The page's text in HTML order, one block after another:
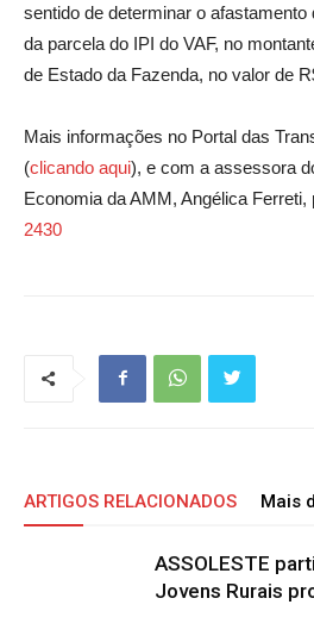
sentido de determinar o
da parcela do IPI do VAF, no
de Estado da Fazenda, no valor de
Mais informações no Portal das
(clicando aqui), e com a assessora
Economia da AMM, Angélica Ferreti,
2430
ARTIGOS RELACIONADOS Mais
ASSOLESTE
Jovens Rurais